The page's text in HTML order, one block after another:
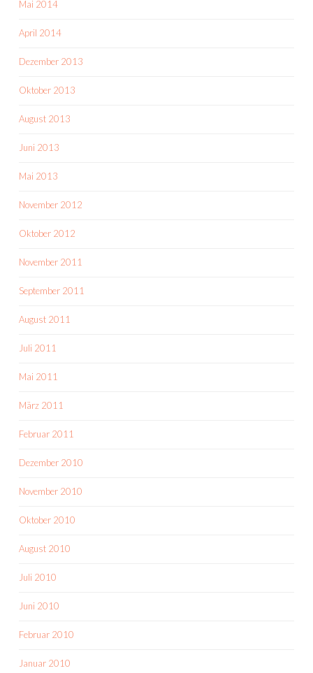
Mai 2014
April 2014
Dezember 2013
Oktober 2013
August 2013
Juni 2013
Mai 2013
November 2012
Oktober 2012
November 2011
September 2011
August 2011
Juli 2011
Mai 2011
März 2011
Februar 2011
Dezember 2010
November 2010
Oktober 2010
August 2010
Juli 2010
Juni 2010
Februar 2010
Januar 2010